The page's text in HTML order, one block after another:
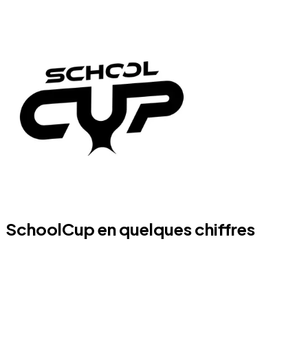
SchoolCup en quelques chiffres